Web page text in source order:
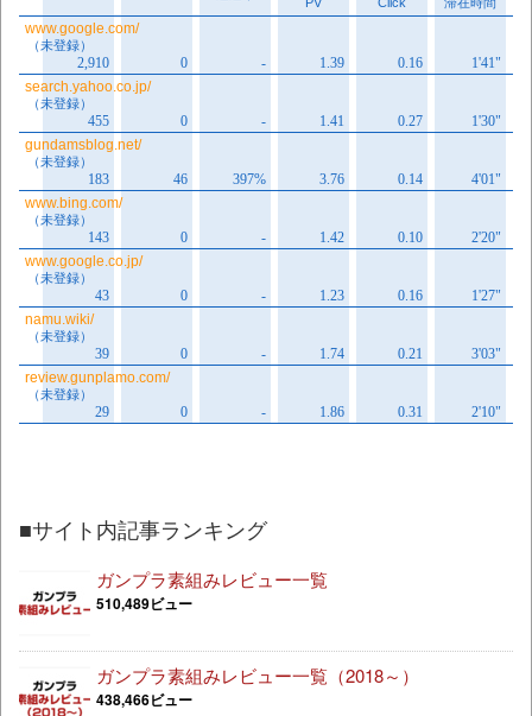
■サイト内記事ランキング
ガンプラ素組みレビュー一覧
510,489ビュー
ガンプラ素組みレビュー一覧（2018～）
438,466ビュー